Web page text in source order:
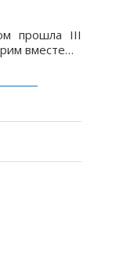
прошла III
вместе…